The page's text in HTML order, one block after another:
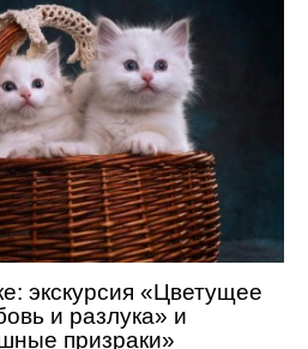
экскурсия «Цветущее
и разлука» и
призраки»